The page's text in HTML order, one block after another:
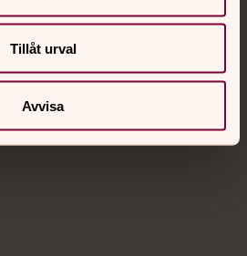
Tillåt urval
Avvisa
Prata eller chatta anonymt
och nätter.